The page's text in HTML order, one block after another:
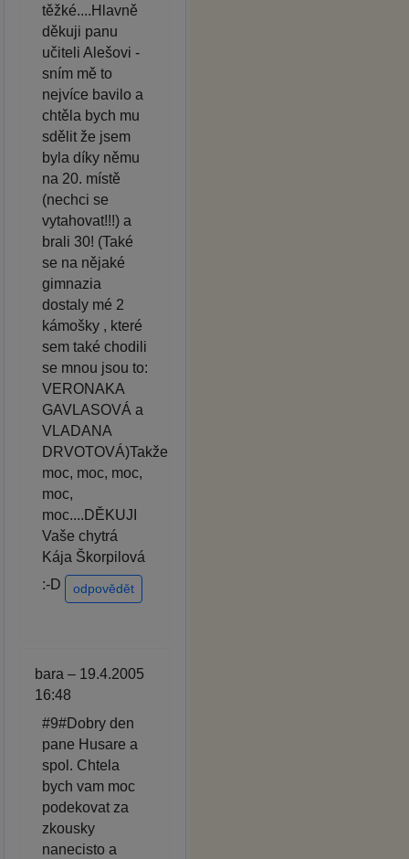
těžké....Hlavně
děkuji panu
učiteli Alešovi -
sním mě to
nejvíce bavilo a
chtěla bych mu
sdělit že jsem
byla díky němu
na 20. místě
(nechci se
vytahovat!!!) a
brali 30! (Také
se na nějaké
gimnazia
dostaly mé 2
kámošky , které
sem také chodili
se mnou jsou to:
VERONAKA
GAVLASOVÁ a
VLADANA
DRVOTOVÁ)Takže
moc, moc, moc,
moc,
moc....DĚKUJI
Vaše chytrá
Kája Škorpilová
:-D
odpovědět
bara – 19.4.2005
16:48
#9#Dobry den
pane Husare a
spol. Chtela
bych vam moc
podekovat za
zkousky
nanecisto a